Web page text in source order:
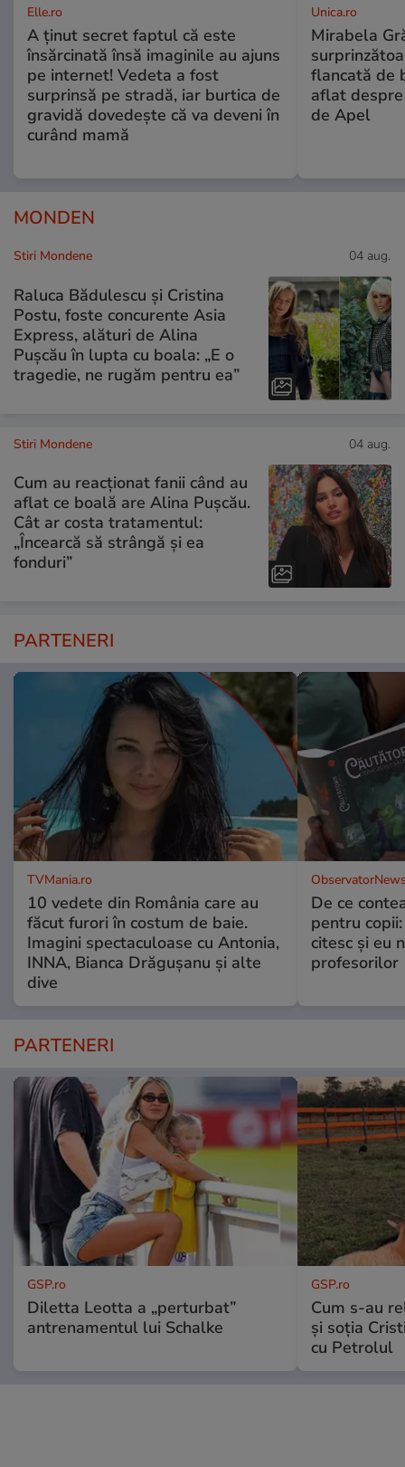
Elle.ro
A ținut secret faptul că este
însărcinată însă imaginile au ajuns
pe internet! Vedeta a fost
surprinsă pe stradă, iar burtica de
gravidă dovedește că va deveni în
curând mamă
Unica.ro
Mirabela
flancată de
aflat
de Apel
MONDEN
Stiri Mondene 04 aug.
Raluca Bădulescu și Cristina
Postu, foste concurente Asia
Express, alături de Alina
Pușcău în lupta cu boala: „E o
tragedie, ne rugăm pentru ea”
Stiri Mondene 04 aug.
Cum au reacționat fanii când au
aflat ce boală are Alina Pușcău.
Cât ar costa tratamentul:
„Încearcă să strângă și ea
fonduri”
PARTENERI
TVMania.ro
10 vedete din România care au
făcut furori în costum de baie.
Imagini spectaculoase cu Antonia,
INNA, Bianca Drăgușanu și alte
dive
De ce
pentru
citesc și eu
profesorilor
PARTENERI
GSP.ro
Diletta Leotta a „perturbat”
antrenamentul lui Schalke
GSP.ro
Cum s-au
și soția
cu Petrolul